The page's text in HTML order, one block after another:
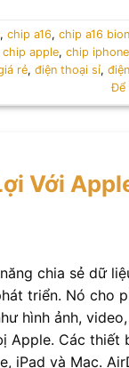
,chip a16,chip a16
chip apple,chip iphone
rẻ,điện thoại sỉ,
Để
Với
chia sẻ dữ
triển. Nó cho
hình ảnh,
Apple. Các thiết
iPad và Mac.